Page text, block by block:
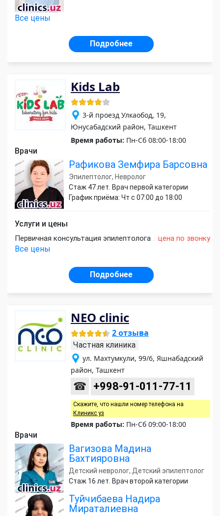
Все цены
Подробнее
Kids Lab
3-й проезд Улкаобод, 19,
Юнусабадский район, Ташкент
Время работы: Пн-Сб 08:00-18:00
Врачи
Рафикова Земфира Барсовна
Эпилептолог, Невролог
Стаж 47 лет. Врач первой категории
График приёма: Чт с 07:00 до 18:00
Услуги и цены
Первичная консультация эпилептолога цена по звонку
Все цены
Подробнее
NEO clinic
2 отзыва
Частная клиника
ул. Махтумкули, 99/6, Яшнабадский
район, Ташкент
☎ +998-91-011-77-11
Скажите, что нашли номер телефона на
Клиникс уз
Время работы: Пн-Сб 09:00-18:00
Врачи
Вагизова Мадина
Бахтияровна
Детский невролог, Детский эпилептолог
Стаж 16 лет. Врач второй категории
Туйчибаева Надира
Мираталиевна